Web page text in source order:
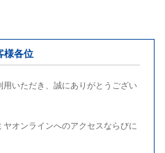
様各位
いただき、誠にありがとうござい
オンラインへのアクセスならびに